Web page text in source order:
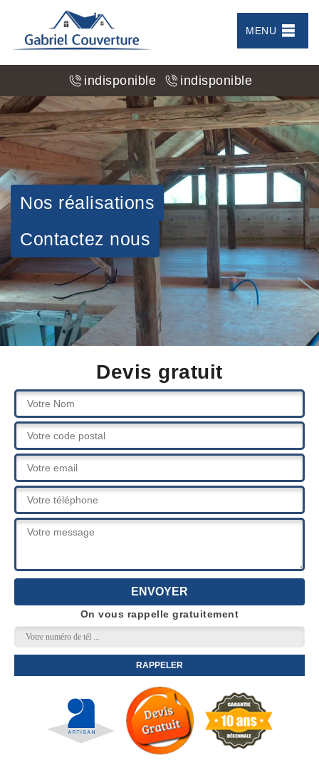
MENU
indisponible indisponible
Nos réalisations
Contactez nous
Devis gratuit
On vous rappelle gratuitement